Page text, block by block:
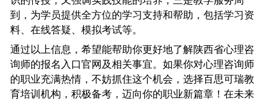
到，为学员提供全方位的学习支持和帮助，包括学习资
料、在线答疑、模拟考试等。
通过以上信息，希望能帮助你更好地了解陕西省心理咨
询师的报名入口官网及相关事宜。如果你对心理咨询师
的职业充满热情，不妨抓住这个机会，选择百思可瑞教
育培训机构，积极备考，迈向你的职业新篇章！在未来